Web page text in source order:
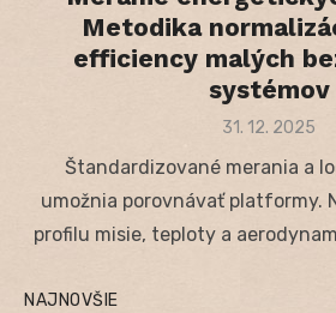
Metodika
efficiency malých
systémov
Posted
31. 12. 2025
Štandardizované merania a
umožnia porovnávať platformy.
profilu misie, teploty a
NAJNOVŠIE